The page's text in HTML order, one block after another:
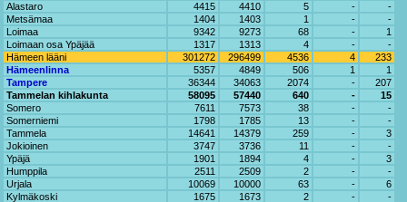
Alastaro
4415 4410 5 -
-
Metsämaa
1404 1403 1 -
-
Loimaa
9342 9273 68 -
1
Loimaan osa Ypäjää
1317 1313 4 -
-
Hämeen lääni
301272 296499 4536 4
233
Hämeenlinna
5357 4849 506 1
1
Tampere
36344 34063 2074 -
207
Tammelan kihlakunta
58095 57440 640 -
15
Somero
7611 7573 38 -
-
Somerniemi
1798 1785 13 -
-
Tammela
14641 14379 259 -
3
Jokioinen
3747 3736 11 -
-
Ypäjä
1901 1894 4 -
3
Humppila
2511 2509 2 -
-
Urjala
10069 10000 63 -
6
Kylmäkoski
1675 1673 2 -
-